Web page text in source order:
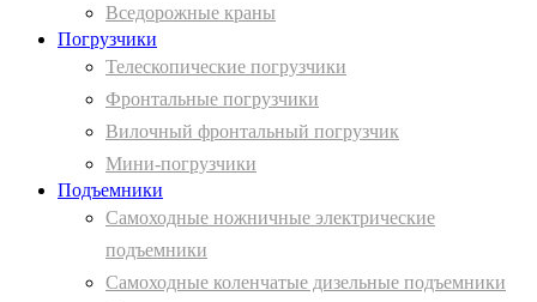
Вcедорожные краны
Погрузчики
Телескопические погрузчики
Фронтальные погрузчики
Вилочный фронтальный погрузчик
Мини-погрузчики
Подъемники
Самоходные ножничные электрические
подъемники
Самоходные коленчатые дизельные подъемники